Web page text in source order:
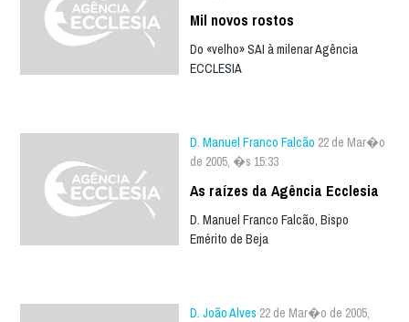
Mil novos rostos
Do «velho» SAI à milenar Agência
ECCLESIA
D. Manuel Franco Falcão 22 de Mar�o
de 2005, �s 15:33
As raízes da Agência Ecclesia
D. Manuel Franco Falcão, Bispo
Emérito de Beja
D. João Alves 22 de Mar�o de 2005,